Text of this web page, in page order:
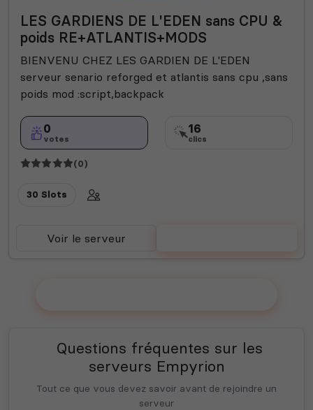
LES GARDIENS DE L'EDEN sans CPU &
poids RE+ATLANTIS+MODS
BIENVENU CHEZ LES GARDIEN DE L'EDEN
serveur senario reforged et atlantis sans cpu ,sans
poids mod :script,backpack
0
votes
16
clics
(0)
30 Slots
Voir le serveur
Questions fréquentes sur les
serveurs Empyrion
Tout ce que vous devez savoir avant de rejoindre un
serveur